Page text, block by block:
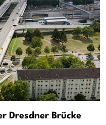
Dresdner Brücke